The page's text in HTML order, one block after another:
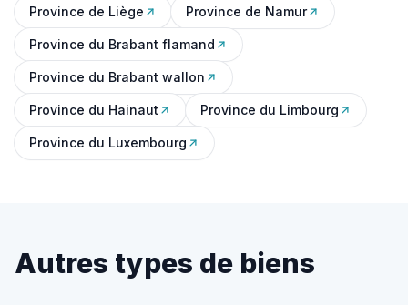
Province de Liège Province de Namur
Province du Brabant flamand
Province du Brabant wallon
Province du Hainaut Province du Limbourg
Province du Luxembourg
Autres types de biens